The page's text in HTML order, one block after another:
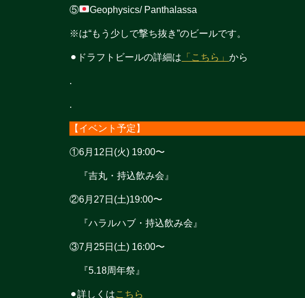
⑤ Geophysics/ Panthalassa
※は“もう少しで撃ち抜き”のビールです。
⚫︎ドラフトビールの詳細は 「こちら」 から
.
.
【イベント予定】
①6月12日(火) 19:00〜
『吉丸・持込飲み会』
②6月27日(土)19:00〜
『ハラルハブ・持込飲み会』
③7月25日(土) 16:00〜
『5.18周年祭』
⚫︎詳しくはこちら